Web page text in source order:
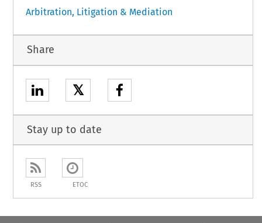
Arbitration, Litigation & Mediation
Share
𝕏
Stay up to date
RSS ETOC